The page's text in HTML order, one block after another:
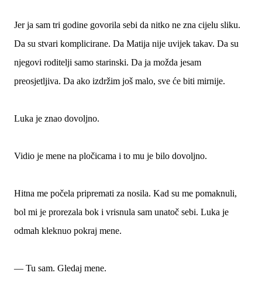
Jer ja sam tri godine govorila sebi da nitko ne zna cijelu sliku.
Da su stvari komplicirane. Da Matija nije uvijek takav. Da su
njegovi roditelji samo starinski. Da ja možda jesam
preosjetljiva. Da ako izdržim još malo, sve će biti mirnije.
Luka je znao dovoljno.
Vidio je mene na pločicama i to mu je bilo dovoljno.
Hitna me počela pripremati za nosila. Kad su me pomaknuli,
bol mi je prorezala bok i vrisnula sam unatoč sebi. Luka je
odmah kleknuo pokraj mene.
— Tu sam. Gledaj mene.